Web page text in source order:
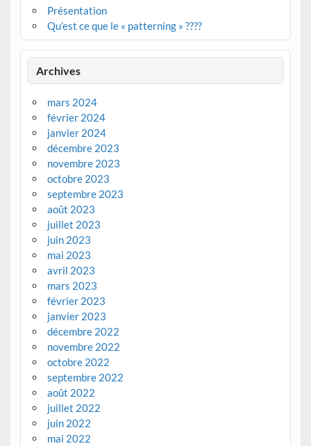
Présentation
Qu’est ce que le « patterning » ????
Archives
mars 2024
février 2024
janvier 2024
décembre 2023
novembre 2023
octobre 2023
septembre 2023
août 2023
juillet 2023
juin 2023
mai 2023
avril 2023
mars 2023
février 2023
janvier 2023
décembre 2022
novembre 2022
octobre 2022
septembre 2022
août 2022
juillet 2022
juin 2022
mai 2022